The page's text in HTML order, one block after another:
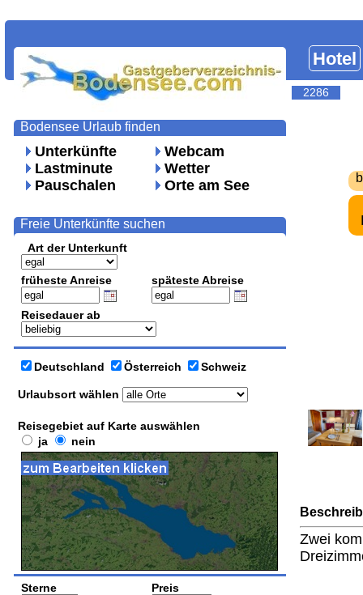
Unterkünfte
Lastminute
Pauschalen
Webcam
Wetter
Orte am See
Bodensee Urlaub finden
Art der Unterkunft
früheste Anreise späteste Abreise
Reisedauer ab
Urlaubsort wählen
Deutschland Österreich Schweiz
Reisegebiet auf Karte auswählen
ja
nein
Sterne Preis
Freie Unterkünfte suchen
Hotel
2286
Zwei